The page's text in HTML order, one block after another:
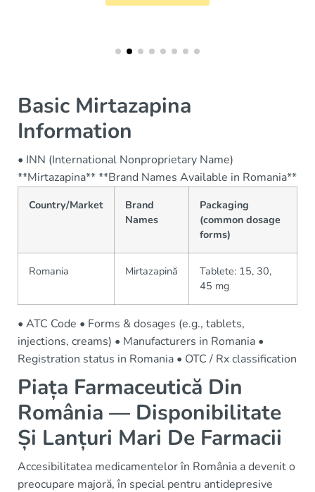
Basic Mirtazapina
Information
• INN (International Nonproprietary Name)
**Mirtazapina** **Brand Names Available in Romania**
Country/Market
Brand
Names
Packaging
(common dosage
forms)
Romania Mirtazapină
Tablete: 15, 30,
45 mg
• ATC Code • Forms & dosages (e.g., tablets,
injections, creams) • Manufacturers in Romania •
Registration status in Romania • OTC / Rx classification
Piața Farmaceutică Din
România — Disponibilitate
Și Lanțuri Mari De Farmacii
Accesibilitatea medicamentelor în România a devenit o
preocupare majoră, în special pentru antidepresive